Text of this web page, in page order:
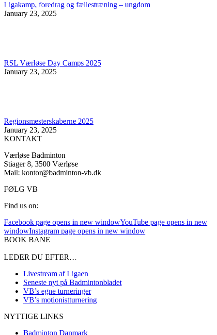
Ligakamp, foredrag og fællestræning – ungdom
January 23, 2025
RSL Værløse Day Camps 2025
January 23, 2025
Regionsmesterskaberne 2025
January 23, 2025
KONTAKT
Værløse Badminton
Stiager 8, 3500 Værløse
Mail: kontor@badminton-vb.dk
FØLG VB
Find us on:
Facebook page opens in new windowYouTube page opens in new
windowInstagram page opens in new window
BOOK BANE
LEDER DU EFTER…
Livestream af Ligaen
Seneste nyt på Badmintonbladet
VB’s egne turneringer
VB’s motionistturnering
NYTTIGE LINKS
Badminton Danmark